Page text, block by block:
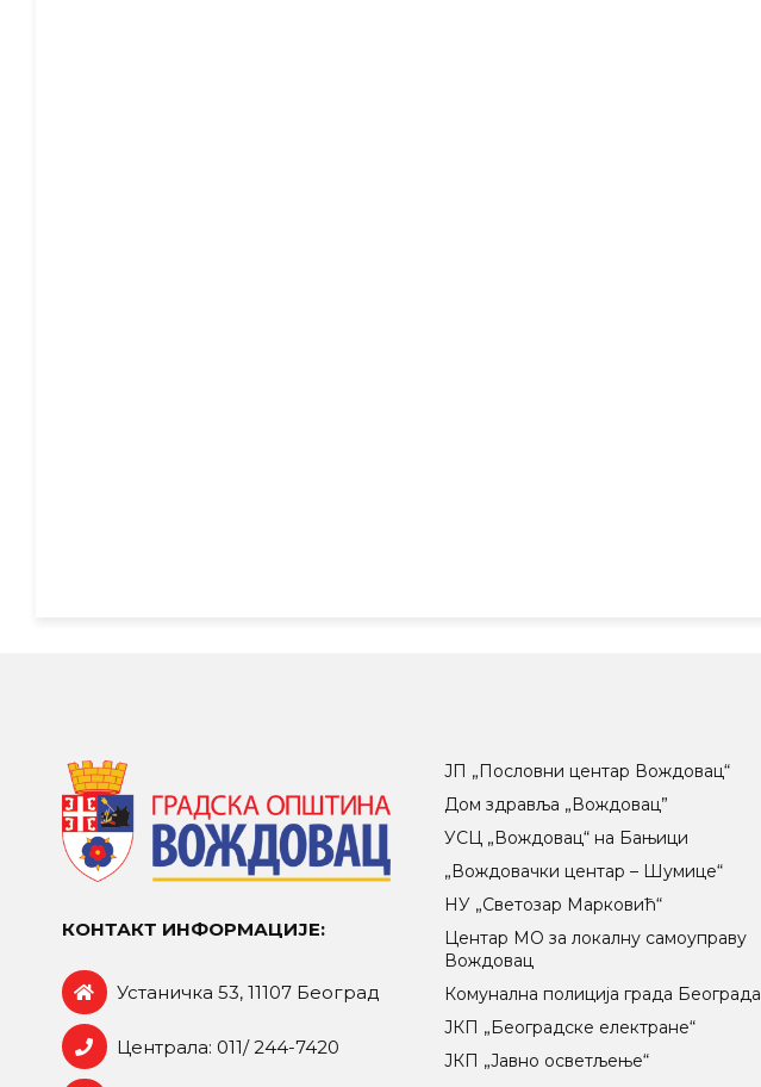
КОНТАКТ ИНФОРМАЦИЈЕ:
Устаничка 53, 11107 Београд
Централа: 011/ 244-7420
ЈП „Пословни центар Вождовац“
Дом здравља „Вождовац”
УСЦ „Вождовац“ на Бањици
„Вождовачки центар – Шумице“
НУ „Светозар Марковић“
Центар МO за локалну самоуправу
Вождовац
Комунална полиција града Београда
ЈКП „Београдске електране“
ЈКП „Јавно осветљење“